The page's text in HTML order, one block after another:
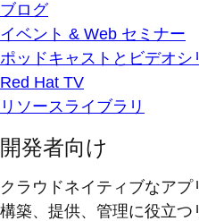
ブログ
イベント & Web セミナー
ポッドキャストとビデオシ
Red Hat TV
リソースライブラリ
開発者向け
クラウドネイティブなア
構築、提供、管理に役立つ